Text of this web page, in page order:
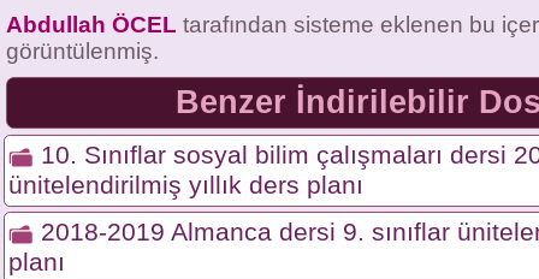
Abdullah ÖCEL tarafından sisteme eklenen bu
görüntülenmiş.
Benzer İndirilebilir
10. Sınıflar sosyal bilim çalışmaları dersi
ünitelendirilmiş yıllık ders planı
2018-2019 Almanca dersi 9. sınıflar
planı